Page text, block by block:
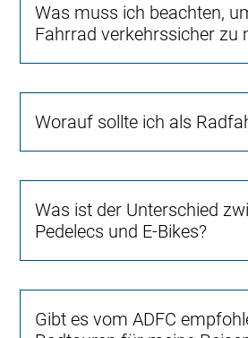
Was muss ich beachten,
Fahrrad verkehrssicher zu
Worauf sollte ich als
Was ist der Unterschied
Pedelecs und E-Bikes?
Gibt es vom ADFC